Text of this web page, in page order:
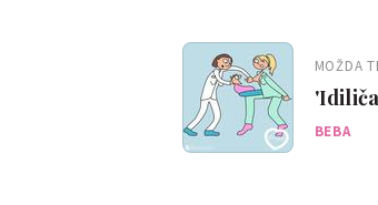
MOŽDA
BEBA